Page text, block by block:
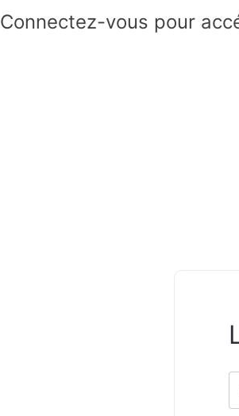
Connectez-vous pour